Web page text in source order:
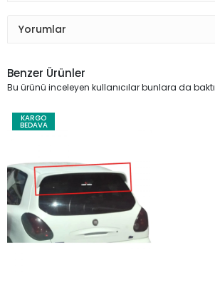
Yorumlar
Benzer Ürünler
Bu ürünü inceleyen kullanıcılar bunlara da baktı
KARGO
BEDAVA